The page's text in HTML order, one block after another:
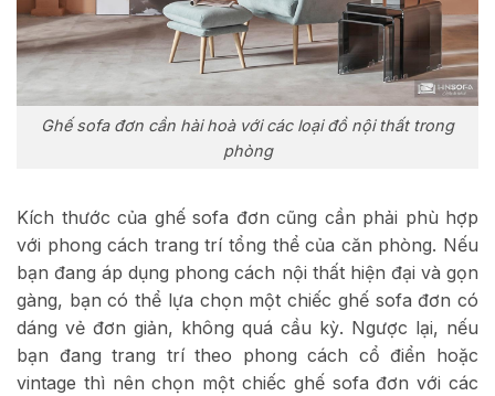
Ghế sofa đơn cần hài hoà với các loại đồ nội thất trong
phòng
Kích thước của ghế sofa đơn cũng cần phải phù hợp
với phong cách trang trí tổng thể của căn phòng. Nếu
bạn đang áp dụng phong cách nội thất hiện đại và gọn
gàng, bạn có thể lựa chọn một chiếc ghế sofa đơn có
dáng vẻ đơn giản, không quá cầu kỳ. Ngược lại, nếu
bạn đang trang trí theo phong cách cổ điển hoặc
vintage thì nên chọn một chiếc ghế sofa đơn với các